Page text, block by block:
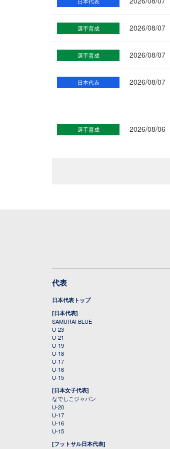
選手育成 2026/08/07
選手育成 2026/08/07
日本代表 2026/08/07
選手育成 2026/08/06
代表
日本代表トップ
[日本代表]
SAMURAI BLUE
U-23
U-21
U-19
U-18
U-17
U-16
U-15
[日本女子代表]
なでしこジャパン
U-20
U-17
U-16
U-15
[フットサル日本代表]